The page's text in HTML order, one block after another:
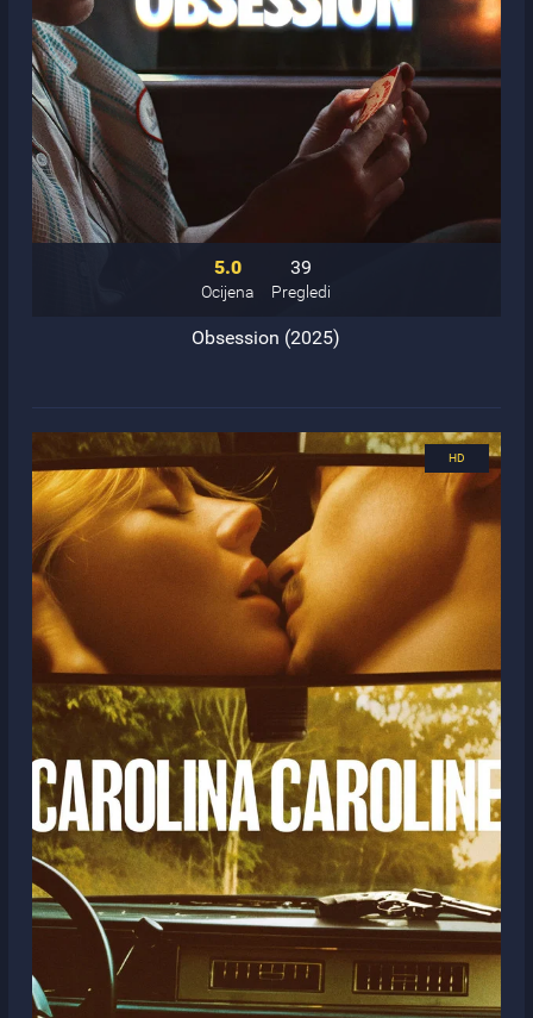
5.0
Ocijena
39
Pregledi
Obsession (2025)